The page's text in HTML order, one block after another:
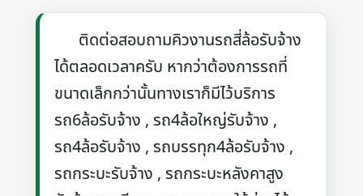
ติดต่อสอบถามคิวงานรถสี่ล้อรับจ้าง
ได้ตลอดเวลาครับ หากว่าต้องการรถที่
ขนาดเล็กกว่านั้นทางเราก็มีไว้บริการ
รถ6ล้อรับจ้าง , รถ4ล้อใหญ่รับจ้าง ,
รถ4ล้อรับจ้าง , รถบรรทุก4ล้อรับจ้าง ,
รถกระบะรับจ้าง , รถกระบะหลังคาสูง